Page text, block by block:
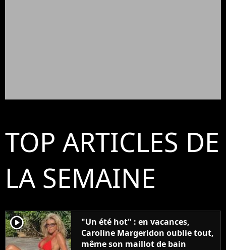
TOP ARTICLES DE
LA SEMAINE
player2
"Un été hot" : en vacances,
Caroline Margeridon oublie tout,
même son maillot de bain